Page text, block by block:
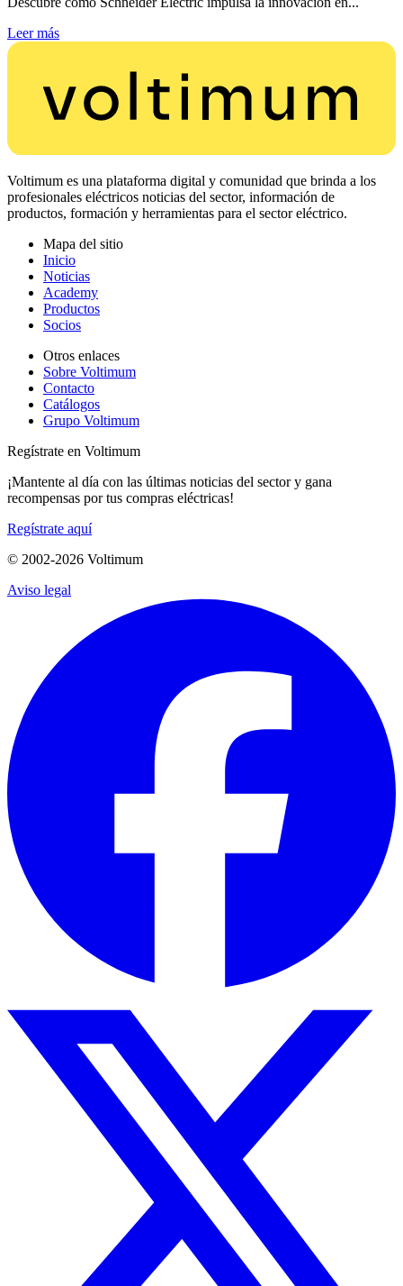
Leer más
Voltimum es una plataforma digital y comunidad que brinda a los
profesionales eléctricos noticias del sector, información de
productos, formación y herramientas para el sector eléctrico.
Mapa del sitio
Inicio
Noticias
Academy
Productos
Socios
Otros enlaces
Sobre Voltimum
Contacto
Catálogos
Grupo Voltimum
Regístrate en Voltimum
¡Mantente al día con las últimas noticias del sector y gana
recompensas por tus compras eléctricas!
Regístrate aquí
© 2002-2026 Voltimum
Aviso legal